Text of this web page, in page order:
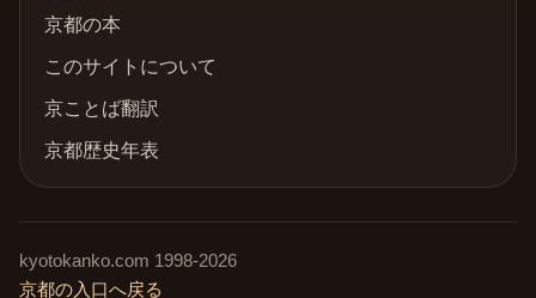
京都の本
このサイトについて
京ことば翻訳
京都歴史年表
kyotokanko.com 1998-2026
京都の入口へ戻る